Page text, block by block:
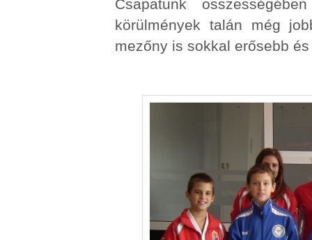
Csapatunk
körülmények talán még
mezőny is sokkal erősebb